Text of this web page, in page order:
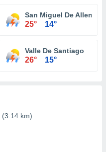
San Miguel De Allende
25° 14°
Valle De Santiago
26° 15°
(3.14 km)